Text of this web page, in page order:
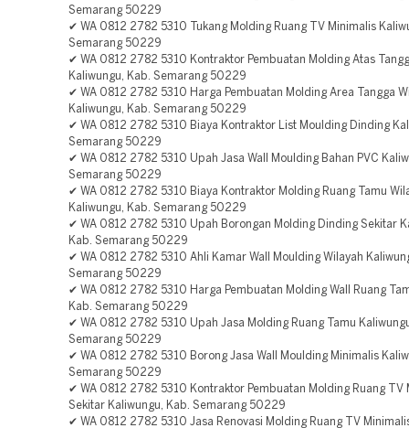
Semarang 50229
✔ WA 0812 2782 5310 Tukang Molding Ruang TV Minimalis
Semarang 50229
✔ WA 0812 2782 5310 Kontraktor Pembuatan Molding Atas
Kaliwungu, Kab. Semarang 50229
✔ WA 0812 2782 5310 Harga Pembuatan Molding Area Tangga
Kaliwungu, Kab. Semarang 50229
✔ WA 0812 2782 5310 Biaya Kontraktor List Moulding Dinding
Semarang 50229
✔ WA 0812 2782 5310 Upah Jasa Wall Moulding Bahan PVC
Semarang 50229
✔ WA 0812 2782 5310 Biaya Kontraktor Molding Ruang Tamu
Kaliwungu, Kab. Semarang 50229
✔ WA 0812 2782 5310 Upah Borongan Molding Dinding Sekitar
Kab. Semarang 50229
✔ WA 0812 2782 5310 Ahli Kamar Wall Moulding Wilayah
Semarang 50229
✔ WA 0812 2782 5310 Harga Pembuatan Molding Wall Ruang
Kab. Semarang 50229
✔ WA 0812 2782 5310 Upah Jasa Molding Ruang Tamu
Semarang 50229
✔ WA 0812 2782 5310 Borong Jasa Wall Moulding Minimalis
Semarang 50229
✔ WA 0812 2782 5310 Kontraktor Pembuatan Molding Ruang TV
Sekitar Kaliwungu, Kab. Semarang 50229
✔ WA 0812 2782 5310 Jasa Renovasi Molding Ruang TV